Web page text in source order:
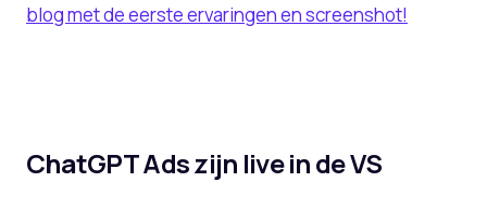
blog met de eerste ervaringen en screenshot!
ChatGPT Ads zijn live in de VS